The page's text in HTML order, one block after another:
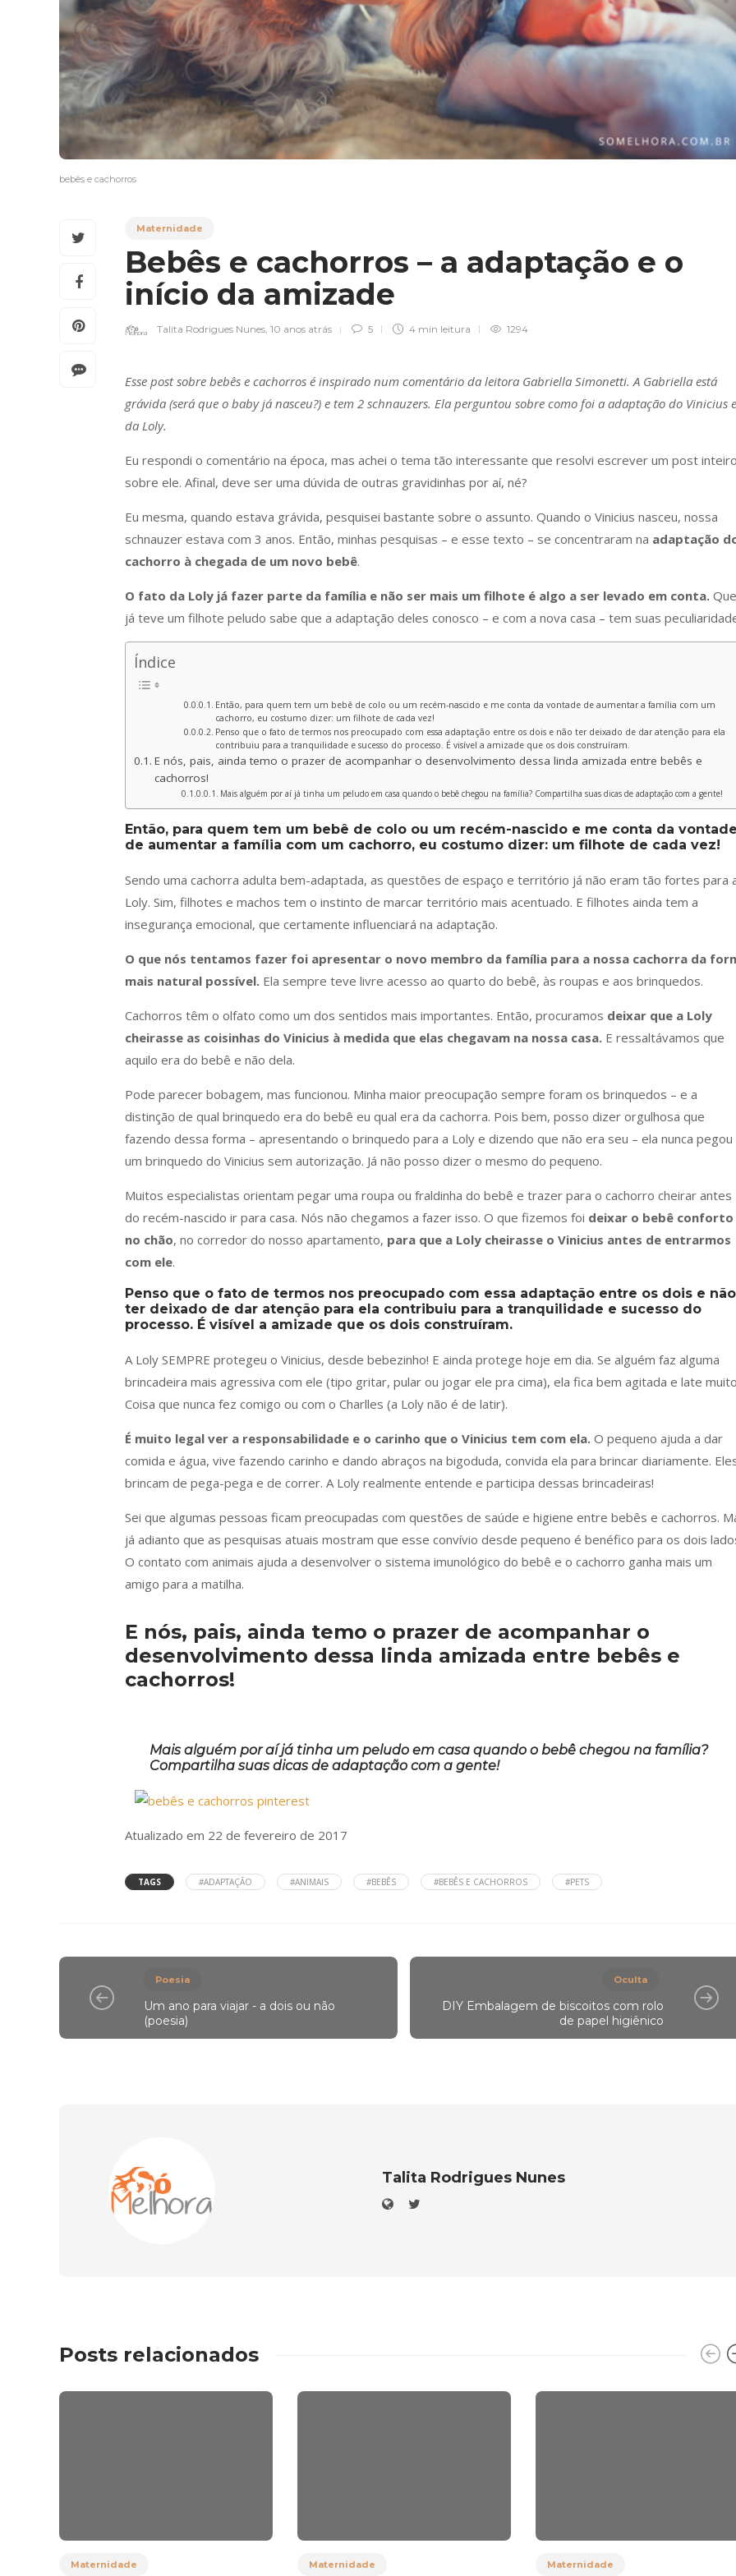
bebês e cachorros
Maternidade
Bebês e cachorros – a adaptação e o
início da amizade
Talita Rodrigues Nunes, 10 anos atrás 5 4 min leitura 1294
Esse post sobre bebês e cachorros é inspirado num comentário da leitora Gabriella Simonetti. A Gabriella está
grávida (será que o baby já nasceu?) e tem 2 schnauzers. Ela perguntou sobre como foi a adaptação do Vinicius e
da Loly.
Eu respondi o comentário na época, mas achei o tema tão interessante que resolvi escrever um post inteiro
sobre ele. Afinal, deve ser uma dúvida de outras gravidinhas por aí, né?
Eu mesma, quando estava grávida, pesquisei bastante sobre o assunto. Quando o Vinicius nasceu, nossa
schnauzer estava com 3 anos. Então, minhas pesquisas – e esse texto – se concentraram na adaptação
cachorro à chegada de um novo bebê.
O fato da Loly já fazer parte da família e não ser mais um filhote é algo a ser levado em conta.
já teve um filhote peludo sabe que a adaptação deles conosco – e com a nova casa – tem suas
Índice
Então, para quem tem um bebê de colo ou um recém-nascido e me conta da vontade de aumentar a família com um
cachorro, eu costumo dizer: um filhote de cada vez!
Penso que o fato de termos nos preocupado com essa adaptação entre os dois e não ter deixado de dar atenção para ela
contribuiu para a tranquilidade e sucesso do processo. É visível a amizade que os dois construíram.
E nós, pais, ainda temo o prazer de acompanhar o desenvolvimento dessa linda amizada entre bebês e
cachorros!
Mais alguém por aí já tinha um peludo em casa quando o bebê chegou na família? Compartilha suas dicas de adaptação com a gente!
Então, para quem tem um bebê de colo ou um recém-nascido e me conta da vontade
de aumentar a família com um cachorro, eu costumo dizer: um filhote de cada vez!
Sendo uma cachorra adulta bem-adaptada, as questões de espaço e território já não eram tão fortes para
Loly. Sim, filhotes e machos tem o instinto de marcar território mais acentuado. E filhotes ainda tem a
insegurança emocional, que certamente influenciará na adaptação.
O que nós tentamos fazer foi apresentar o novo membro da família para a nossa cachorra da
mais natural possível. Ela sempre teve livre acesso ao quarto do bebê, às roupas e aos brinquedos.
Cachorros têm o olfato como um dos sentidos mais importantes. Então, procuramos deixar que a Loly
cheirasse as coisinhas do Vinicius à medida que elas chegavam na nossa casa. E ressaltávamos que
aquilo era do bebê e não dela.
Pode parecer bobagem, mas funcionou. Minha maior preocupação sempre foram os brinquedos – e a
distinção de qual brinquedo era do bebê eu qual era da cachorra. Pois bem, posso dizer orgulhosa que
fazendo dessa forma – apresentando o brinquedo para a Loly e dizendo que não era seu – ela nunca pegou
um brinquedo do Vinicius sem autorização. Já não posso dizer o mesmo do pequeno.
Muitos especialistas orientam pegar uma roupa ou fraldinha do bebê e trazer para o cachorro cheirar antes
do recém-nascido ir para casa. Nós não chegamos a fazer isso. O que fizemos foi deixar o bebê conforto
no chão, no corredor do nosso apartamento, para que a Loly cheirasse o Vinicius antes de entrarmos
com ele.
Penso que o fato de termos nos preocupado com essa adaptação entre os dois e não
ter deixado de dar atenção para ela contribuiu para a tranquilidade e sucesso do
processo. É visível a amizade que os dois construíram.
A Loly SEMPRE protegeu o Vinicius, desde bebezinho! E ainda protege hoje em dia. Se alguém faz alguma
brincadeira mais agressiva com ele (tipo gritar, pular ou jogar ele pra cima), ela fica bem agitada e late
Coisa que nunca fez comigo ou com o Charlles (a Loly não é de latir).
É muito legal ver a responsabilidade e o carinho que o Vinicius tem com ela. O pequeno ajuda a dar
comida e água, vive fazendo carinho e dando abraços na bigoduda, convida ela para brincar diariamente.
brincam de pega-pega e de correr. A Loly realmente entende e participa dessas brincadeiras!
Sei que algumas pessoas ficam preocupadas com questões de saúde e higiene entre bebês e cachorros.
já adianto que as pesquisas atuais mostram que esse convívio desde pequeno é benéfico para os dois
O contato com animais ajuda a desenvolver o sistema imunológico do bebê e o cachorro ganha mais um
amigo para a matilha.
E nós, pais, ainda temo o prazer de acompanhar o
desenvolvimento dessa linda amizada entre bebês e
cachorros!
Mais alguém por aí já tinha um peludo em casa quando o bebê chegou na família?
Compartilha suas dicas de adaptação com a gente!
Atualizado em 22 de fevereiro de 2017
TAGS #ADAPTAÇÃO #ANIMAIS #BEBÊS #BEBÊS E CACHORROS #PETS
Poesia
Um ano para viajar - a dois ou não
(poesia)
Oculta
DIY Embalagem de biscoitos com rolo
de papel higiênico
Talita Rodrigues Nunes
Posts relacionados
Maternidade Maternidade Maternidade